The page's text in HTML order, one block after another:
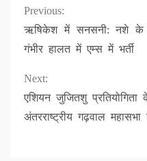
Continue
Reading
Previous:
ऋषिकेश में सनसनी: नशे के
गंभीर हालत में एम्स में भर्ती
Next:
एशियन जुजितशु प्रतियोगिता
अंतरराष्ट्रीय गढ़वाल